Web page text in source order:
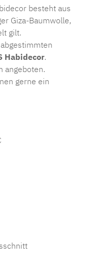
besteht aus
Giza-Baumwolle,
gilt.
Habidecor.
angeboten.
gerne ein